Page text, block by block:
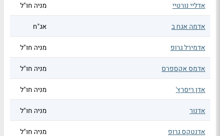
אדליי נורטיי מניה חו"ל
אדמה אגח ב אג"ח
אדמירל גרופ מניה חו"ל
אדמס אקספרס מניה חו"ל
אדן ריסרץ' מניה חו"ל
אדנור מניה חו"ל
אדנטקס גרופ מניה חו"ל